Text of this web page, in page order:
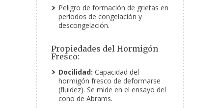
Peligro de formación de grietas en
periodos de congelación y
descongelación.
Propiedades del Hormigón
Fresco:
Docilidad: Capacidad del
hormigón fresco de deformarse
(fluidez). Se mide en el ensayo del
cono de Abrams.